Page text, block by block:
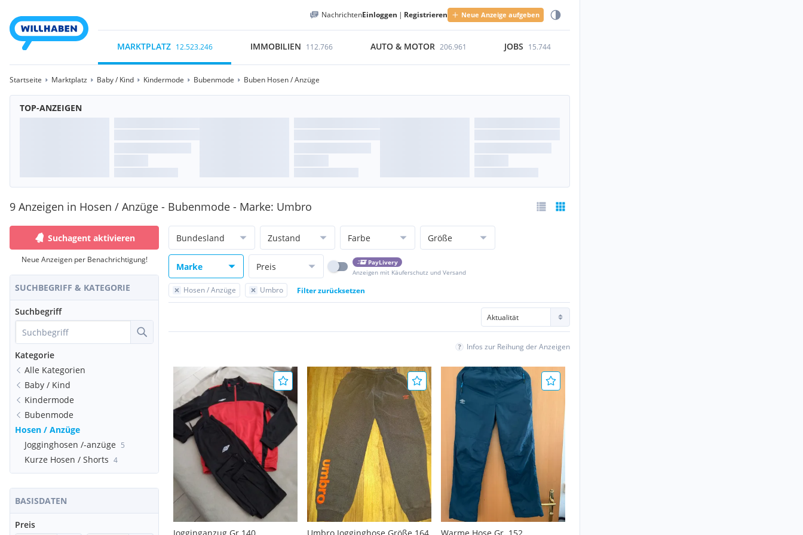
NachrichtenEinloggen | Registrieren Neue Anzeige aufgeben
MARKTPLATZ 12.523.246 IMMOBILIEN 112.766 AUTO & MOTOR 206.961 JOBS 15.744
Startseite Marktplatz Baby / Kind Kindermode Bubenmode Buben Hosen / Anzüge
TOP-ANZEIGEN
9 Anzeigen in Hosen / Anzüge - Bubenmode - Marke: Umbro
Suchagent aktivieren
Neue Anzeigen per Benachrichtigung!
SUCHBEGRIFF & KATEGORIE
Suchbegriff
Kategorie
Alle Kategorien
Baby / Kind
Kindermode
Bubenmode
Hosen / Anzüge
Jogginghosen /-anzüge 5
Kurze Hosen / Shorts 4
BASISDATEN
Preis
Bundesland Zustand Farbe Größe
Marke Preis
PayLivery
Anzeigen mit Käuferschutz und Versand
Hosen / Anzüge Umbro Filter zurücksetzen
Infos zur Reihung der Anzeigen